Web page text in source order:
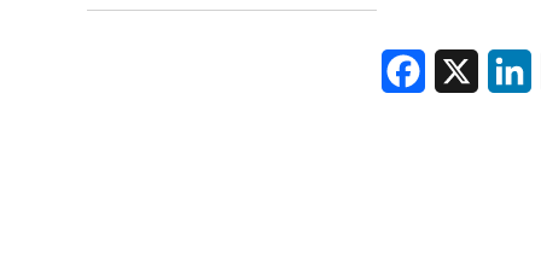
Facebook